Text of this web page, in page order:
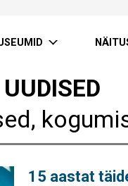
15 aastat